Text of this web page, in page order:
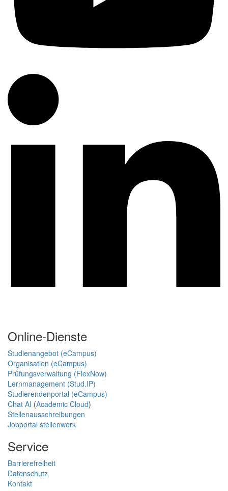
Online-Dienste
Studienangebot (eCampus)
Organisation (eCampus)
Prüfungsverwaltung (FlexNow)
Lernmanagement (Stud.IP)
Studierendenportal (eCampus)
Chat AI (Academic Cloud)
Stellenausschreibungen
Jobportal stellenwerk
Service
Barrierefreiheit
Datenschutz
Kontakt